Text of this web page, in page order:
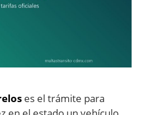
es el trámite para